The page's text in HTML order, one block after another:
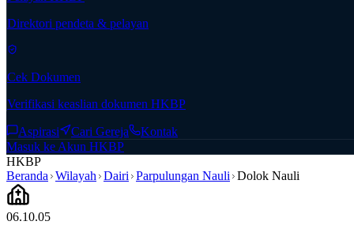
Direktori pendeta & pelayan
Cek Dokumen
Verifikasi keaslian dokumen HKBP
Aspirasi Cari Gereja
Kontak
Masuk ke Akun HKBP
HKBP
Beranda Wilayah Dairi Parpulungan Nauli Dolok Nauli
06.10.05